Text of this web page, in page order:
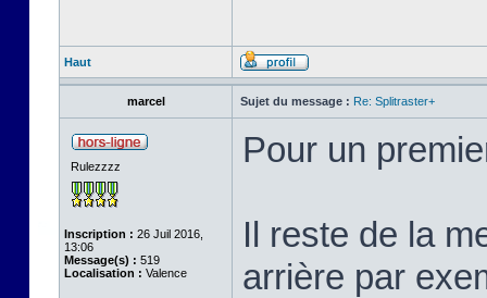
Haut
marcel Sujet du message : Re: Splitraster+
Rulezzzz
Inscription : 26 Juil 2016,
13:06
Message(s) : 519
Localisation : Valence
Pour un
Il reste de la
arrière par